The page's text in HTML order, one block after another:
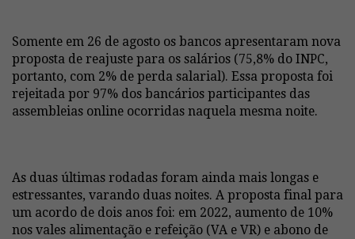
Somente em 26 de agosto os bancos apresentaram nova
proposta de reajuste para os salários (75,8% do INPC,
portanto, com 2% de perda salarial). Essa proposta foi
rejeitada por 97% dos bancários participantes das
assembleias online ocorridas naquela mesma noite.
As duas últimas rodadas foram ainda mais longas e
estressantes, varando duas noites. A proposta final para
um acordo de dois anos foi: em 2022, aumento de 10%
nos vales alimentação e refeição (VA e VR) e abono de